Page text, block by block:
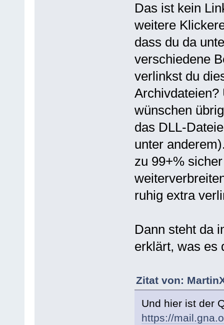
Das ist kein
weitere
dass du da
verschiedene
verlinkst du
Archivdateien?
wünschen
das DLL-
unter
zu 99+%
ruhig extra
Dann steht da
erklärt, was es
Zitat von:
Und hier ist der
https://